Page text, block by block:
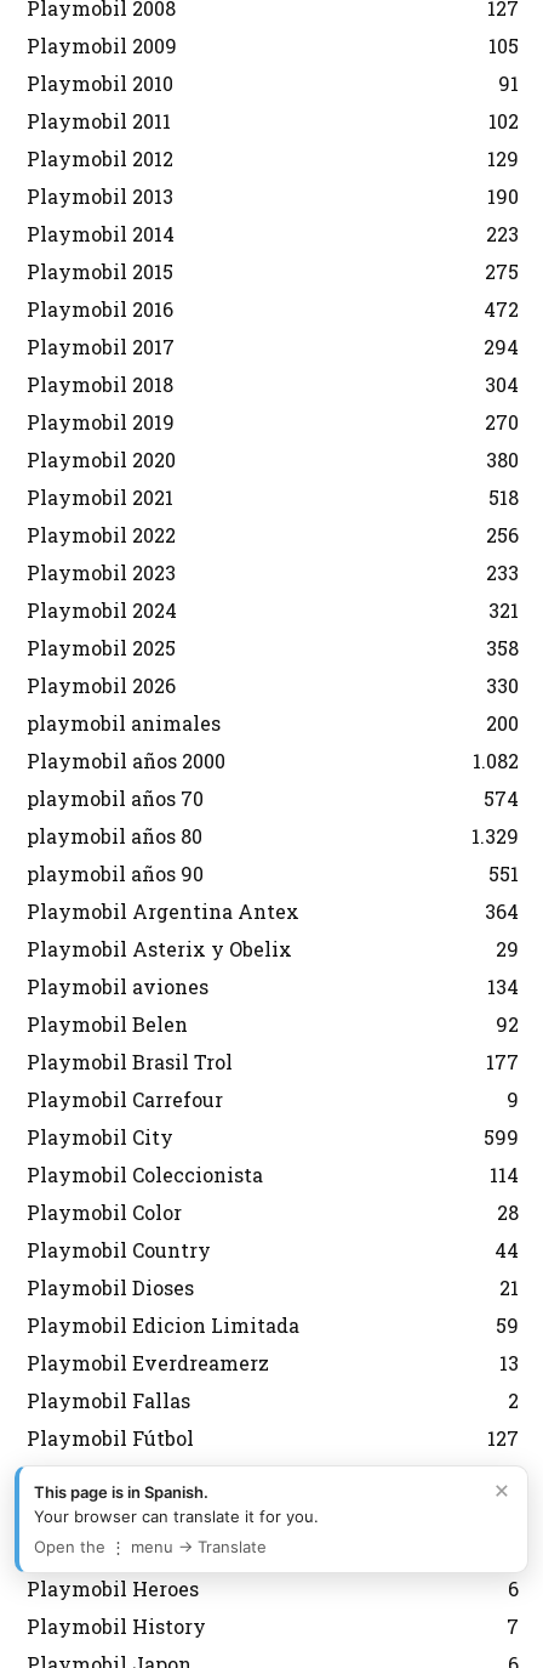
Playmobil 2008
127
Playmobil 2009
105
Playmobil 2010
91
Playmobil 2011
102
Playmobil 2012
129
Playmobil 2013
190
Playmobil 2014
223
Playmobil 2015
275
Playmobil 2016
472
Playmobil 2017
294
Playmobil 2018
304
Playmobil 2019
270
Playmobil 2020
380
Playmobil 2021
518
Playmobil 2022
256
Playmobil 2023
233
Playmobil 2024
321
Playmobil 2025
358
Playmobil 2026
330
playmobil animales
200
Playmobil años 2000
1.082
playmobil años 70
574
playmobil años 80
1.329
playmobil años 90
551
Playmobil Argentina Antex
364
Playmobil Asterix y Obelix
29
Playmobil aviones
134
Playmobil Belen
92
Playmobil Brasil Trol
177
Playmobil Carrefour
9
Playmobil City
599
Playmobil Coleccionista
114
Playmobil Color
28
Playmobil Country
44
Playmobil Dioses
21
Playmobil Edicion Limitada
59
Playmobil Everdreamerz
13
Playmobil Fallas
2
Playmobil Fútbol
127
Playmobil Grecia Lyra
301
Playmobil Griegos
Playmobil Heidi
Playmobil Heroes
6
Playmobil History
7
×
This page is in Spanish.
Your browser can translate it for you.
Open the ⋮ menu → Translate